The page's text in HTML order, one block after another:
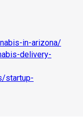
in-arizona/
delivery-
startup-